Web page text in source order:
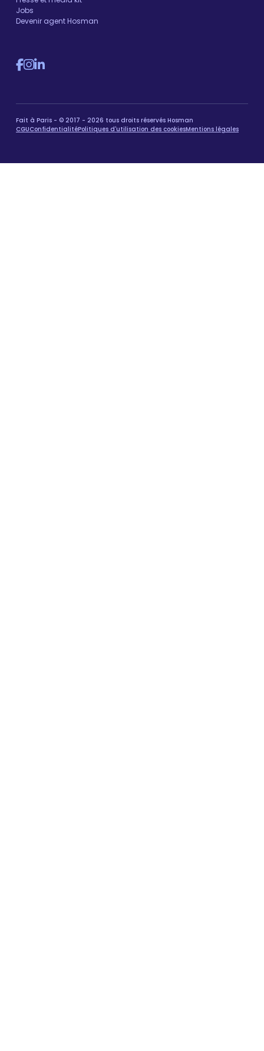
Jobs
Devenir agent Hosman
Fait à Paris - © 2017 - 2026 tous droits réservés Hosman
CGUConfidentialitéPolitiques d'utilisation des cookiesMentions légales